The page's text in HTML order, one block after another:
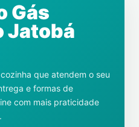
Gás
Jatobá
que atendem o seu
e formas de
com mais praticidade
.